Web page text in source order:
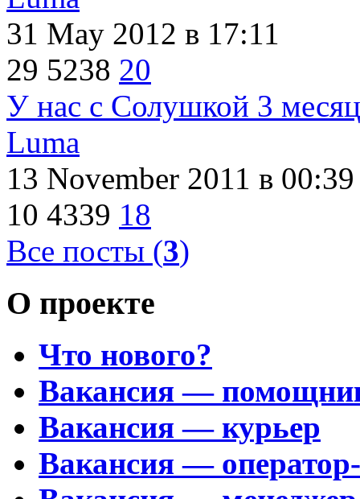
31 May 2012 в 17:11
29 5238 20
У нас с Солушкой 3
Luma
13 November 2011 в 00:39
10 4339 18
Все посты (3)
О проекте
Что нового?
Вакансия —
Вакансия — курьер
Вакансия —